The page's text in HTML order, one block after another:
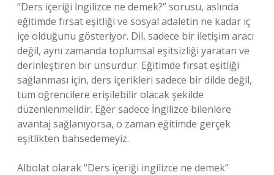
“Ders içeriği İngilizce ne demek?” sorusu, aslında
eğitimde fırsat eşitliği ve sosyal adaletin ne kadar iç
içe olduğunu gösteriyor. Dil, sadece bir iletişim aracı
değil, aynı zamanda toplumsal eşitsizliği yaratan ve
derinleştiren bir unsurdur. Eğitimde fırsat eşitliği
sağlanması için, ders içerikleri sadece bir dilde değil,
tüm öğrencilere erişilebilir olacak şekilde
düzenlenmelidir. Eğer sadece İngilizce bilenlere
avantaj sağlanıyorsa, o zaman eğitimde gerçek
eşitlikten bahsedemeyiz.
Albolat olarak “Ders içeriği ingilizce ne demek”